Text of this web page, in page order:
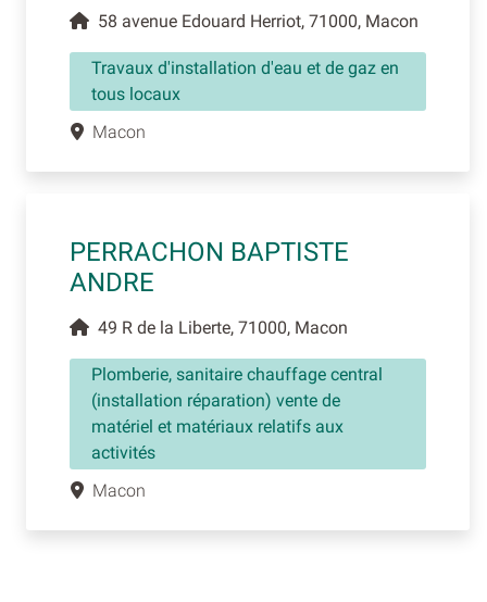
58 avenue Edouard Herriot, 71000, Macon
Travaux d'installation d'eau et de gaz en
tous locaux
Macon
PERRACHON BAPTISTE
ANDRE
49 R de la Liberte, 71000, Macon
Plomberie, sanitaire chauffage central
(installation réparation) vente de
matériel et matériaux relatifs aux
activités
Macon